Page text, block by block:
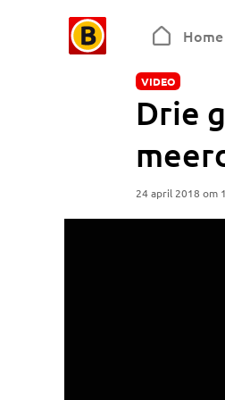
Home
VIDEO
Drie
24 april 2018 om